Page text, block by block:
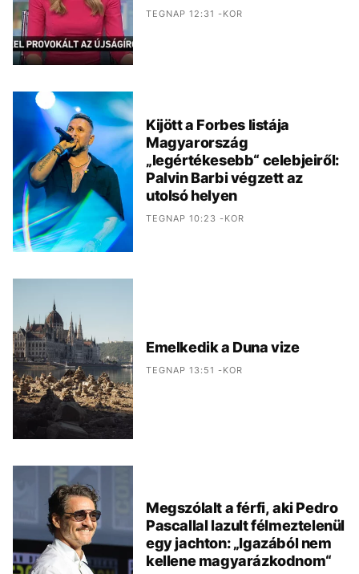
TEGNAP 12:31 -KOR
Kijött a Forbes listája
Magyarország
„legértékesebb“ celebjeiről:
Palvin Barbi végzett az
utolsó helyen
TEGNAP 10:23 -KOR
Emelkedik a Duna vize
TEGNAP 13:51 -KOR
Megszólalt a férfi, aki Pedro
Pascallal lazult félmeztelenül
egy jachton: „Igazából nem
kellene magyarázkodnom“